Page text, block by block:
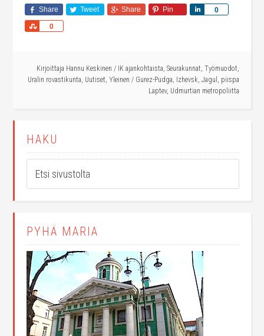
Share Tweet Share Pin 0
Share
0
Share
Kirjoittaja Hannu Keskinen / IK ajankohtaista, Seurakunnat, Työmuodot,
Uralin rovastikunta, Uutiset, Yleinen / Gurez-Pudga, Izhevsk, Jagul , piispa
Laptev, Udmurtian metropoliitta
HAKU
PYHÄ MARIA